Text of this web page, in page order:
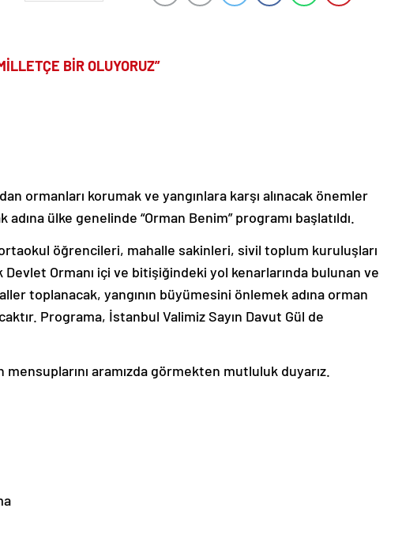
BİR OLUYORUZ”
ormanları korumak ve yangınlara karşı alınacak önemler
ülke genelinde “Orman Benim” programı başlatıldı.
öğrencileri, mahalle sakinleri, sivil toplum kuruluşları
Ormanı içi ve bitişiğindeki yol kenarlarında bulunan ve
toplanacak, yangının büyümesini önlemek adına orman
Programa, İstanbul Valimiz Sayın Davut Gül de
aramızda görmekten mutluluk duyarız.